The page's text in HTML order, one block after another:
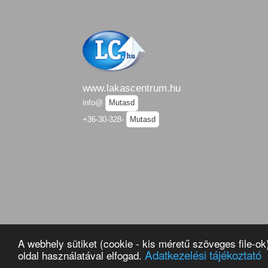
A webhely sütiket (cookie - kis méretű szöveges file-
oldal használatával elfogad. Adatkezelési tájékoztató
www.lakascentrum.hu
info@
Mutasd
+36-30-328-
Mutasd